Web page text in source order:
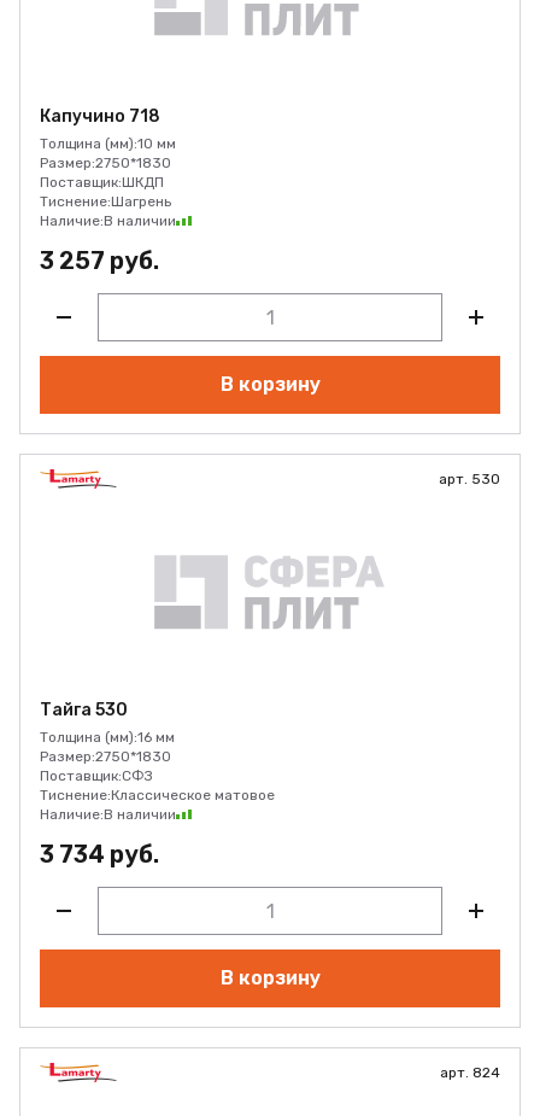
Капучино 718
Толщина (мм):10 мм
Размер:2750*1830
Поставщик:ШКДП
Тиснение:Шагрень
Наличие:В наличии
3 257 руб.
В корзину
арт. 530
Тайга 530
Толщина (мм):16 мм
Размер:2750*1830
Поставщик:СФЗ
Тиснение:Классическое матовое
Наличие:В наличии
3 734 руб.
В корзину
арт. 824